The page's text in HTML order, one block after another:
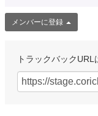
メンバーに登録
トラックバックURL